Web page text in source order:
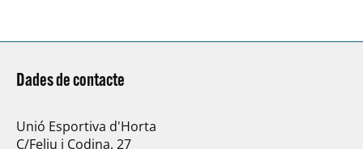
Dades de contacte
Unió Esportiva d'Horta
C/Feliu i Codina, 27